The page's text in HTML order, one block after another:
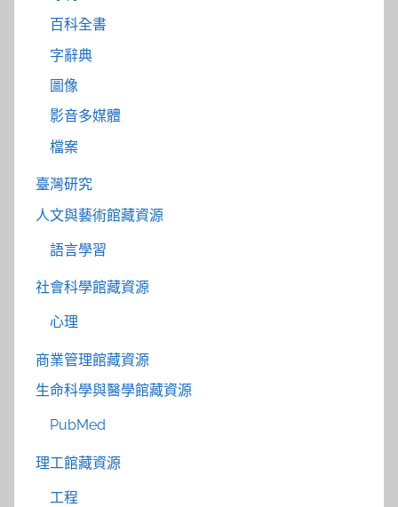
百科全書
字辭典
圖像
影音多媒體
檔案
臺灣研究
人文與藝術館藏資源
語言學習
社會科學館藏資源
心理
商業管理館藏資源
生命科學與醫學館藏資源
PubMed
理工館藏資源
工程